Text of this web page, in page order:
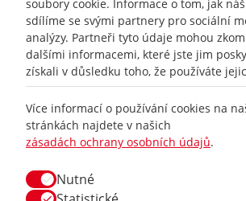
+420777 465 460
info@racing-line.cz
Facebook
soubory cookie. Informace o tom, jak
sdílíme se svými partnery pro sociální
analýzy. Partneři tyto údaje mohou
dalšími informacemi, které jste jim
získali v důsledku toho, že používáte
Více informací o používání cookies na
stránkách najdete v našich
zásadách ochrany osobních údajů.
Nutné